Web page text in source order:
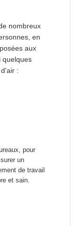
nombreux
en
aux
quelques
:
, pour
un
de travail
et sain.